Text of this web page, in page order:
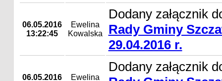
06.05.2016
13:22:45
Ewelina
Kowalska
Dodany załącznik
Rady Gminy
29.04.2016 r.
06.05.2016
Ewelina
Dodany załącznik